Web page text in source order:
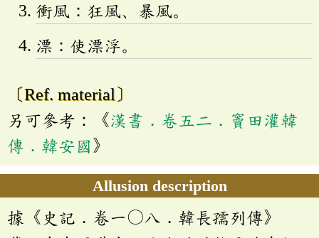
衝風：狂風、暴風。
漂：使漂浮。
〔Ref. material〕
另可參考：《漢書．卷五二．竇田灌韓
傳．韓安國 》
Allusion description
據《史記．卷一〇八．韓長孺列傳》